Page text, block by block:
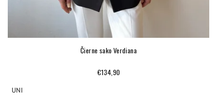
Čierne sako Verdiana
€134,90
UNI